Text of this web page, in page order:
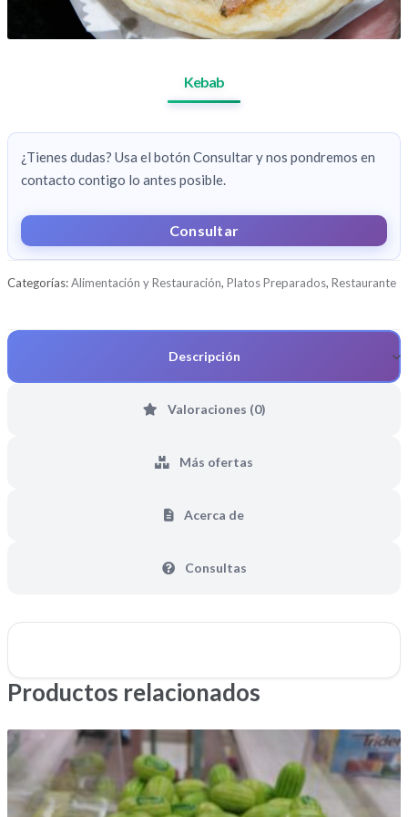
Kebab
¿Tienes dudas? Usa el botón Consultar y nos pondremos en
contacto contigo lo antes posible.
Consultar
Categorías:Alimentación y Restauración, Platos Preparados, Restaurante
Descripción
Valoraciones (0)
Más ofertas
Acerca de
Consultas
Productos relacionados